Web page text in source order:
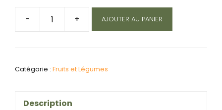
-
barquette
+ AJOUTER AU PANIER
Catégorie : Fruits et Légumes
Description